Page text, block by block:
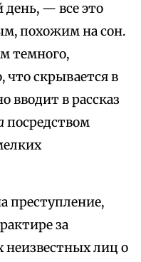
— все это
похожим на сон.
темного,
что скрывается в
вводит в рассказ
посредством
преступление,
за
неизвестных лиц о